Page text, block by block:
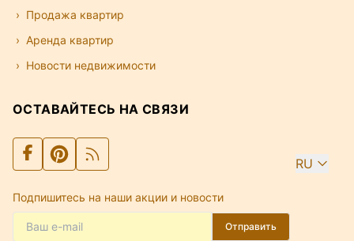
Продажа квартир
Аренда квартир
Новости недвижимости
ОСТАВАЙТЕСЬ НА СВЯЗИ
RU
Подпишитесь на наши акции и новости
Отправить